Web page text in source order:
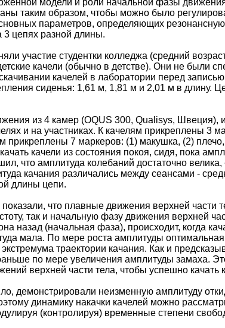
таким образом, чтобы можно было
параметров, определяющих
цепях разной длины.
участие студентки колледжа (средний
качели (обычно в детстве). Они не были
качелей в лаборатории перед
сиденья: 1,61 м, 1,81 м и 2,01 м в длину.
из 4 камер (OQUS 300, Qualisys, Швеция),
и на участниках. К качелям прикреплены 3
прикреплены 7 маркеров: (1) макушка, (2)
качели из состояния покоя, сидя, пока
что амплитуда колебаний достаточно
качания различались между сеансами -
длины цепи.
что плавные движения верхней части
так и начальную фазу движения верхней
назад (начальная фаза), происходит, когда
мала. По мере роста амплитуды
траектории качания. Как и
по мере увеличения амплитуды замаха.
верхней части тела, чтобы успешно качать
демонстрировали неизменную амплитуду
динамику накачки качелей можно
(контролируя) временные степени